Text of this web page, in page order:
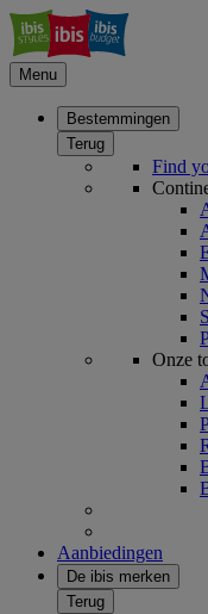
Menu
Bestemmingen
Terug
Find
Onze
Aanbiedingen
De ibis merken
Terug